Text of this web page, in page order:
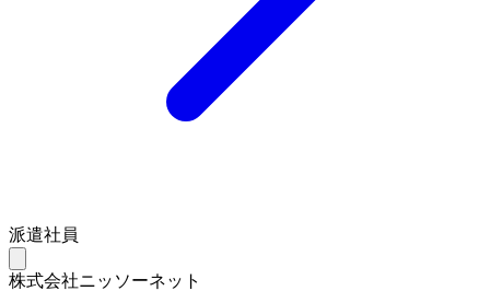
派遣社員
株式会社ニッソーネット